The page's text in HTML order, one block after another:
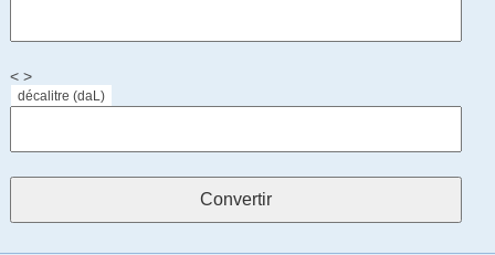
< >
décalitre (daL)